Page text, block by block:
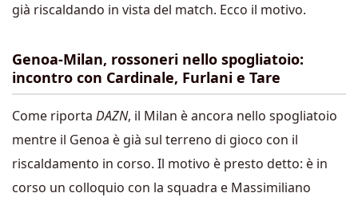
già riscaldando in vista del match. Ecco il motivo.
Genoa-Milan, rossoneri nello spogliatoio:
incontro con Cardinale, Furlani e Tare
Come riporta DAZN, il Milan è ancora nello spogliatoio
mentre il Genoa è già sul terreno di gioco con il
riscaldamento in corso. Il motivo è presto detto: è in
corso un colloquio con la squadra e Massimiliano